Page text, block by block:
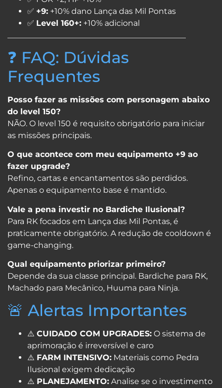
✅ +9: +10% dano Lança das Mil Pontas
✅ Level 160+: +10% adicional
❓ FAQ: Dúvidas
Frequentes
Posso fazer as missões com personagem abaixo
do level 150?
NÃO. O level 150 é requisito obrigatório para iniciar
as missões principais.
O que acontece com meu equipamento +9 ao
fazer upgrade?
Refino, cartas e encantamentos são perdidos.
Apenas o equipamento base é mantido.
Vale a pena investir no Bardiche Ilusional?
Para RK focados em Lança das Mil Pontas, é
praticamente obrigatório. A redução de cooldown é
game-changing.
Qual equipamento priorizar primeiro?
Depende da sua classe principal. Bardiche para RK,
Machado para Mecânico, Huuma para Ninja.
🚨 Alertas Importantes
⚠️ CUIDADO COM UPGRADES: O sistema de
aprimoração é irreversível e caro
⚠️ FARM INTENSIVO: Materiais como Pedra
Ilusional exigem dedicação
⚠️ PLANEJAMENTO: Analise se o investimento